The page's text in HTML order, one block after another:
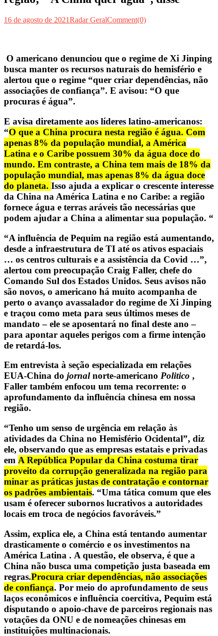
16 de agosto de 2021Radar GeralComment(0)
O americano denunciou que o regime de Xi Jinping
busca manter os recursos naturais do hemisfério e
alertou que o regime “quer criar dependências, não
associações de confiança”. E avisou: “O que
procuras é água”.
E avisa diretamente aos líderes latino-americanos:
“O que a China procura nesta região é água. Com
apenas 8% da população mundial, a América
Latina e o Caribe possuem 30% da água doce do
mundo. Em contraste, a China tem mais de 18% da
população mundial, mas apenas 8% da água doce
do planeta. Isso ajuda a explicar o crescente interesse
da China na América Latina e no Caribe: a região
fornece água e terras aráveis ​​tão necessárias que
podem ajudar a China a alimentar sua população. “
“A influência de Pequim na região está aumentando,
desde a infraestrutura de TI até os ativos espaciais
… os centros culturais e a assistência da Covid …”,
alertou com preocupação Craig Faller, chefe do
Comando Sul dos Estados Unidos. Seus avisos não
são novos, o americano há muito acompanha de
perto o avanço avassalador do regime de Xi Jinping
e traçou como meta para seus últimos meses de
mandato – ele se aposentará no final deste ano –
para apontar aqueles perigos com a firme intenção
de retardá-los.
Em entrevista à seção especializada em relações
EUA-China do jornalnorte-americano Politico ,
Faller também enfocou um tema recorrente: o
aprofundamento da influência chinesa em nossa
região.
“Tenho um senso de urgência em relação às
atividades da China no Hemisfério Ocidental”, diz
ele, observando que as empresas estatais e privadas
em A República Popular da China costuma tirar
proveito da corrupção generalizada na região para
minar as práticas justas de contratação e contornar
os padrões ambientais. “Uma tática comum que eles
usam é oferecer subornos lucrativos a autoridades
locais em troca de negócios favoráveis.”
Assim, explica ele, a China está tentando aumentar
drasticamente o comércio e os investimentos na
América Latina . A questão, ele observa, é que a
China não busca uma competição justa baseada em
regras.Procura criar dependências, não associações
de confiança. Por meio do aprofundamento de seus
laços econômicos e influência coercitiva, Pequim está
disputando o apoio-chave de parceiros regionais nas
votações da ONU e de nomeações chinesas em
instituições multinacionais.